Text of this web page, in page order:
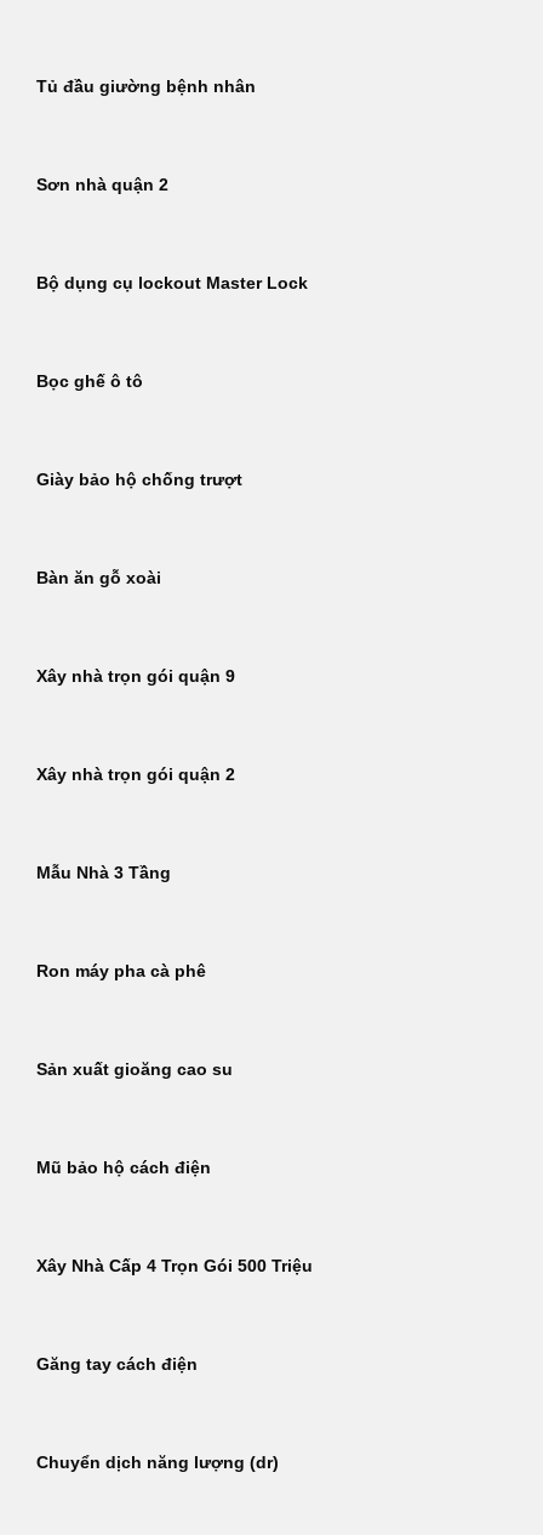
Tủ đầu giường bệnh nhân
Sơn nhà quận 2
Bộ dụng cụ lockout Master Lock
Bọc ghế ô tô
Giày bảo hộ chống trượt
Bàn ăn gỗ xoài
Xây nhà trọn gói quận 9
Xây nhà trọn gói quận 2
Mẫu Nhà 3 Tầng
Ron máy pha cà phê
Sản xuất gioăng cao su
Mũ bảo hộ cách điện
Xây Nhà Cấp 4 Trọn Gói 500 Triệu
Găng tay cách điện
Chuyển dịch năng lượng (dr)